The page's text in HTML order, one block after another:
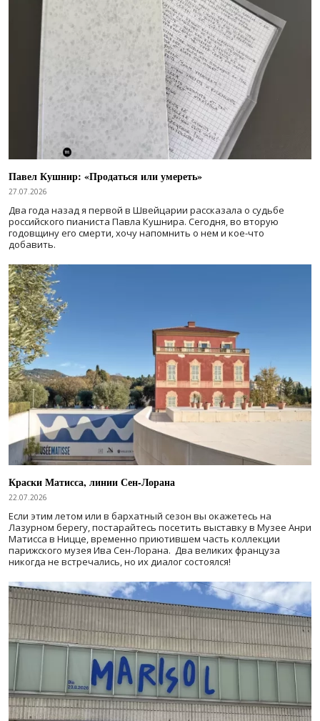
Павел Кушнир: «Продаться или умереть»
27.07.2026
Два года назад я первой в Швейцарии рассказала о судьбе
российского пианиста Павла Кушнира. Сегодня, во вторую
годовщину его смерти, хочу напомнить о нем и кое-что
добавить.
Краски Матисса, линии Сен-Лорана
22.07.2026
Если этим летом или в бархатный сезон вы окажетесь на
Лазурном берегу, постарайтесь посетить выставку в Музее Анри
Матисса в Ницце, временно приютившем часть коллекции
парижского музея Ива Сен-Лорана. Два великих француза
никогда не встречались, но их диалог состоялся!